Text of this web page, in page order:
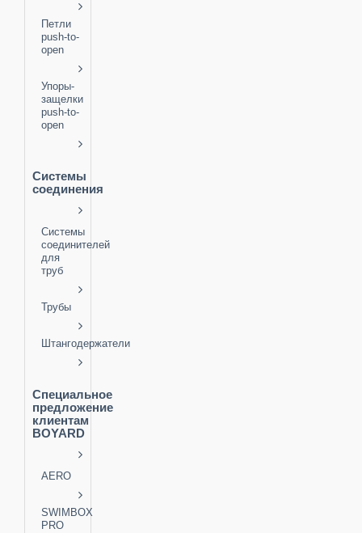
Петли
push-to-
open
Упоры-
защелки
push-to-
open
Системы
соединения
Системы
соединителей
для
труб
Трубы
Штангодержатели
Специальное
предложение
клиентам
BOYARD
AERO
SWIMBOX
PRO